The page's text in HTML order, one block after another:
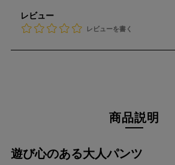
レビュー
レビューを書く
商品説明
遊び心のある大人パンツ